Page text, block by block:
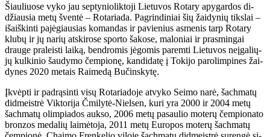
Šiau­liuo­se vy­ko jau sep­ty­nio­lik­to­ji Lie­tu­vos Ro­ta­ry apy­gar­dos di­
džiau­sia me­tų šven­tė – Ro­ta­ria­da. Pa­grin­di­niai šių žai­dy­nių tiks­lai –
iš­aiš­kin­ti pa­jė­giau­sias ko­man­das ir pa­vie­nius as­me­nis tarp Ro­ta­ry
klu­bų ir jų na­rių at­ski­ro­se spor­to ša­ko­se, ma­lo­niai ir pra­smin­gai
drau­ge pra­leis­ti lai­ką, ben­dro­mis jė­go­mis pa­rem­ti Lie­tu­vos ne­įga­lių­
jų kul­ki­nio šau­dy­mo čem­pio­nę, kan­di­da­tę į To­ki­jo pa­ro­lim­pi­nes žai­
dy­nes 2020 me­tais Rai­me­dą Bu­čins­ky­tę.
Įkvėp­ti ir pa­drą­sin­ti vi­sų Ro­ta­ria­do­je at­vy­ko Sei­mo na­rė, šach­ma­tų
did­meist­rė Vik­to­ri­ja Čmi­ly­tė-Niel­sen, ku­ri yra 2000 ir 2004 me­tų
šach­ma­tų olim­pia­dos auk­so, 2006 me­tų pa­sau­lio mo­te­rų čem­pio­na­to
bron­zos me­da­lių lai­mė­to­ja, 2011 me­tų Eu­ro­pos mo­te­rų šach­ma­tų